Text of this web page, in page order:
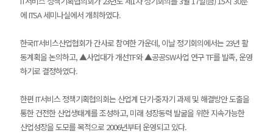
에 ITSA 세미나실에서 개최하였다.
한국IT서비스산업협회가 간사로 참여한 가운데, 이날 정기회의에서는 23년 활
동계획을 논의하고, ▲사업대가 개선TF와 ▲공공SW사업 연구 TF를 발족, 운영
하기로 결정하였다.
한편 IT서비스 정책기획협의회는 산업계 단기·중자기 과제 및 해결방안 도출을
통한 건전한 산업생태계를 조성하고, 미래 성장동력 발굴을 위한 지속가능한
산업성장을 도모를 목적으로 2006년부터 운영되고 있다.